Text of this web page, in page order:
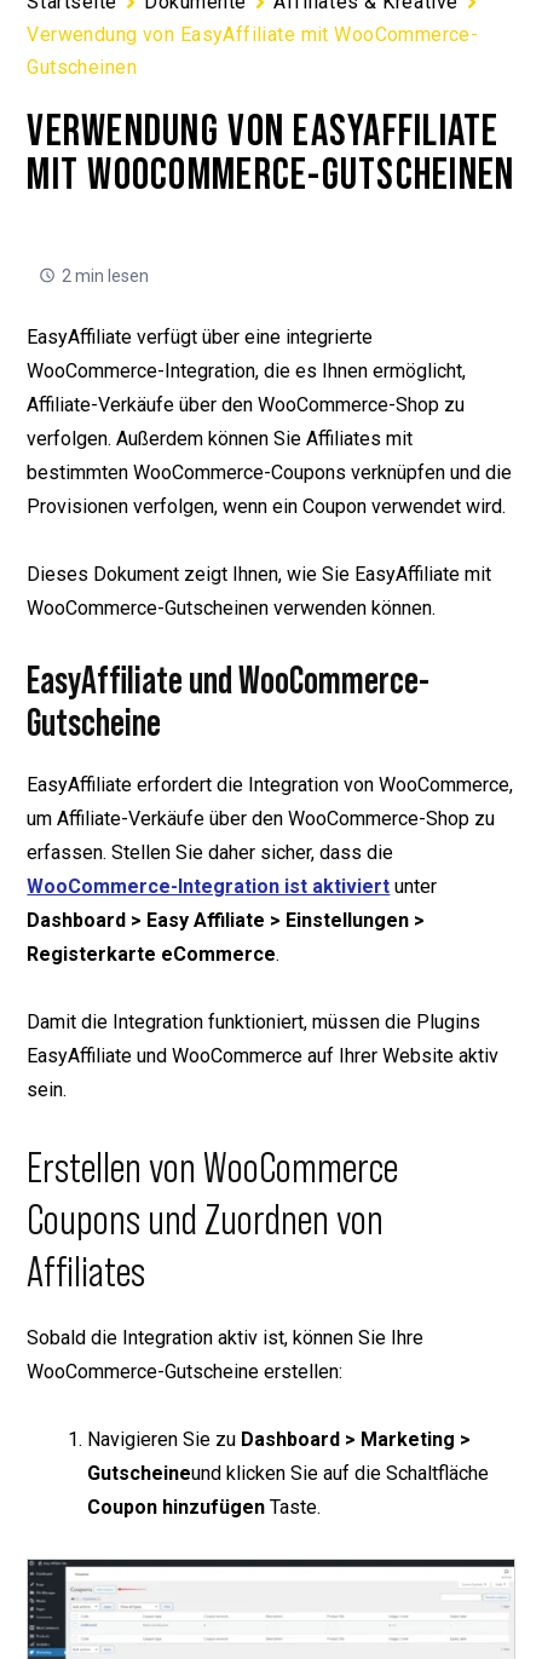
Verwendung von EasyAffiliate mit WooCommerce-
Gutscheinen
VERWENDUNG VON EASYAFFILIATE
MIT WOOCOMMERCE-GUTSCHEINEN
2 min lesen
EasyAffiliate verfügt über eine integrierte
WooCommerce-Integration, die es Ihnen ermöglicht,
Affiliate-Verkäufe über den WooCommerce-Shop zu
verfolgen. Außerdem können Sie Affiliates mit
bestimmten WooCommerce-Coupons verknüpfen und die
Provisionen verfolgen, wenn ein Coupon verwendet wird.
Dieses Dokument zeigt Ihnen, wie Sie EasyAffiliate mit
WooCommerce-Gutscheinen verwenden können.
EasyAffiliate und WooCommerce-
Gutscheine
EasyAffiliate erfordert die Integration von WooCommerce,
um Affiliate-Verkäufe über den WooCommerce-Shop zu
erfassen. Stellen Sie daher sicher, dass die
WooCommerce-Integration ist aktiviert unter
Dashboard > Easy Affiliate > Einstellungen >
Registerkarte eCommerce.
Damit die Integration funktioniert, müssen die Plugins
EasyAffiliate und WooCommerce auf Ihrer Website aktiv
sein.
Erstellen von WooCommerce
Coupons und Zuordnen von
Affiliates
Sobald die Integration aktiv ist, können Sie Ihre
WooCommerce-Gutscheine erstellen:
Navigieren Sie zu Dashboard > Marketing >
Gutscheineund klicken Sie auf die Schaltfläche
Coupon hinzufügen Taste.